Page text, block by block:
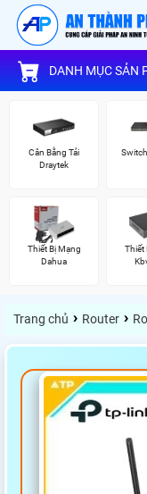
DANH MỤC SẢN
Cân Bằng Tải
Draytek
Thiết Bị Mạng
Dahua
Thiết
Trang chủ › Router ›